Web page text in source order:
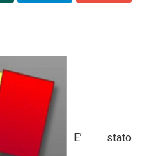
E’ stato